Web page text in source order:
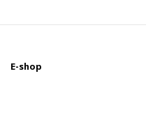
E-shop